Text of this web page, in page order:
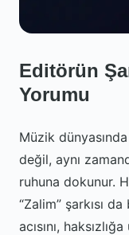
Editörün
Yorumu
Müzik
değil, aynı
ruhuna dokunur.
“Zalim” şarkısı
acısını,